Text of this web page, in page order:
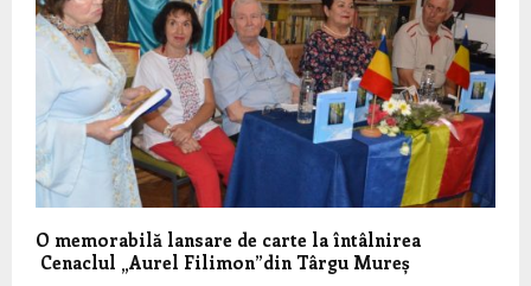
O memorabilă lansare de carte la întâlnirea
Cenaclul „Aurel Filimon”din Târgu Mureș